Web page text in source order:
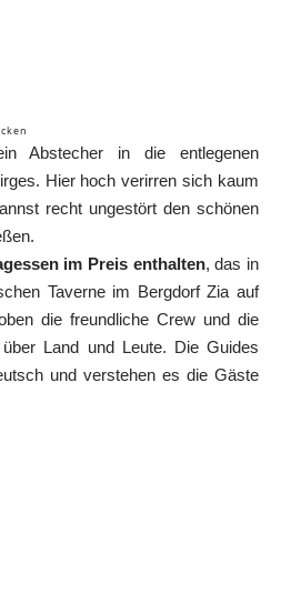
Abstecher in die entlegenen
Hier hoch verirren sich kaum
recht ungestört den schönen
im Preis enthalten, das in
Taverne im Bergdorf Zia auf
die freundliche Crew und die
Land und Leute. Die Guides
und verstehen es die Gäste